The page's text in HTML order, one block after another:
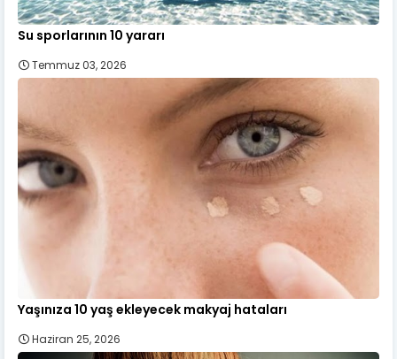
Su sporlarının 10 yararı
Temmuz 03, 2026
Yaşınıza 10 yaş ekleyecek makyaj hataları
Haziran 25, 2026